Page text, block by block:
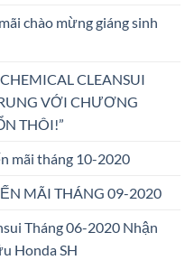
chào mừng giáng sinh
CLEANSUI
VỚI CHƯƠNG
THÔI!”
mãi tháng 10-2020
MÃI THÁNG 09-2020
Tháng 06-2020 Nhận
Honda SH